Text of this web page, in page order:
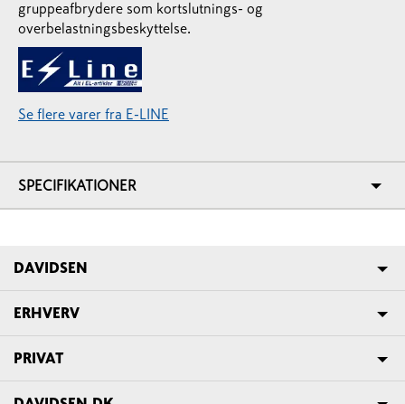
gruppeafbrydere som kortslutnings- og
overbelastningsbeskyttelse.
Se flere varer fra E-LINE
SPECIFIKATIONER
DAVIDSEN
ERHVERV
PRIVAT